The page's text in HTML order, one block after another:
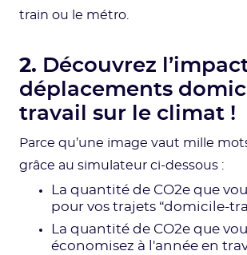
train ou le métro.
2. Découvrez
déplacements
travail sur le climat !
Parce qu’une image vaut mille
grâce au simulateur ci-dessous :
La quantité de CO2e que
pour vos trajets “domicile-
La quantité de CO2e que
économisez à l'année en